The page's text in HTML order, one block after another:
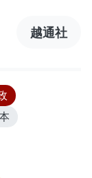
越通社